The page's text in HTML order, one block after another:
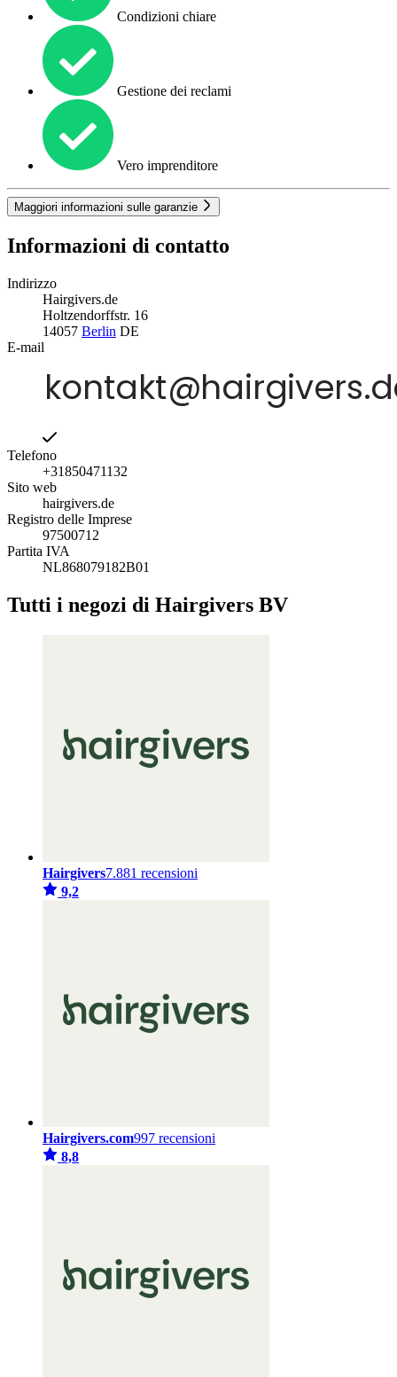
Condizioni chiare
Gestione dei reclami
Vero imprenditore
Maggiori informazioni sulle garanzie
Informazioni di contatto
Indirizzo
Hairgivers.de
Holtzendorffstr. 16
14057 Berlin DE
E-mail
Telefono
+31850471132
Sito web
hairgivers.de
Registro delle Imprese
97500712
Partita IVA
NL868079182B01
Tutti i negozi di Hairgivers BV
Hairgivers7.881 recensioni
9,2
Hairgivers.com997 recensioni
8,8